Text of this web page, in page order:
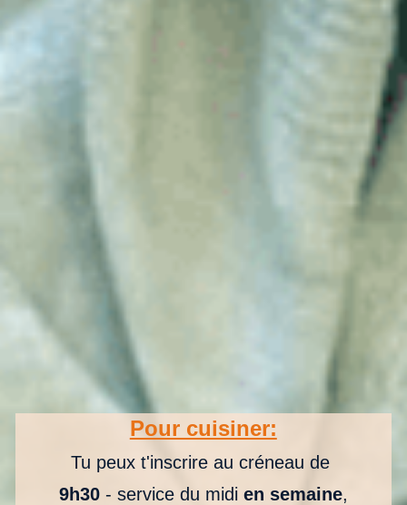
Pour cuisiner:
Tu peux t'inscrire au créneau de
9h30 - service du midi en semaine,